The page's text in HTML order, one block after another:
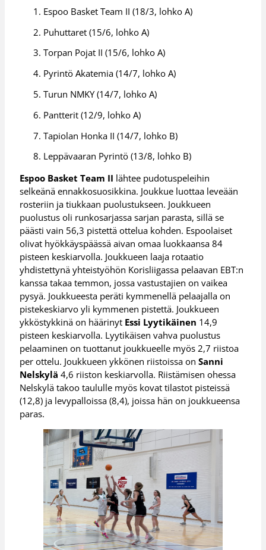
Espoo Basket Team II (18/3, lohko A)
Puhuttaret (15/6, lohko A)
Torpan Pojat II (15/6, lohko A)
Pyrintö Akatemia (14/7, lohko A)
Turun NMKY (14/7, lohko A)
Pantterit (12/9, lohko A)
Tapiolan Honka II (14/7, lohko B)
Leppävaaran Pyrintö (13/8, lohko B)
Espoo Basket Team II lähtee pudotuspeleihin
selkeänä ennakkosuosikkina. Joukkue luottaa leveään
rosteriin ja tiukkaan puolustukseen. Joukkueen
puolustus oli runkosarjassa sarjan parasta, sillä se
päästi vain 56,3 pistettä ottelua kohden. Espoolaiset
olivat hyökkäyspäässä aivan omaa luokkaansa 84
pisteen keskiarvolla. Joukkueen laaja rotaatio
yhdistettynä yhteistyöhön Korisliigassa pelaavan EBT:n
kanssa takaa temmon, jossa vastustajien on vaikea
pysyä. Joukkueesta peräti kymmenellä pelaajalla on
pistekeskiarvo yli kymmenen pistettä. Joukkueen
ykköstykkinä on häärinyt Essi Lyytikäinen 14,9
pisteen keskiarvolla. Lyytikäisen vahva puolustus
pelaaminen on tuottanut joukkueelle myös 2,7 riistoa
per ottelu. Joukkueen ykkönen riistoissa onSanni
Nelskylä 4,6 riiston keskiarvolla. Riistämisen ohessa
Nelskylä takoo taululle myös kovat tilastot pisteissä
(12,8) ja levypalloissa (8,4), joissa hän on joukkueensa
paras.